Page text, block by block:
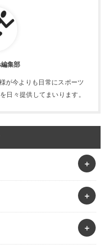
集部
が今よりも日常にスポーツ
日々提供してまいります。